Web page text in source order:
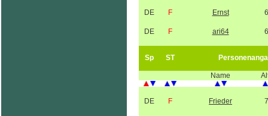
DE F Ernst
DE F ari64
Sp ST
Name
DE F Frieder